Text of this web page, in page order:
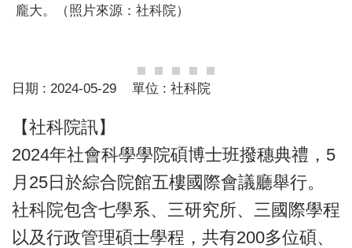
龐大。（照片來源：社科院）
日期 : 2024-05-29 單位 : 社科院
【社科院訊】
2024年社會科學學院碩博士班撥穗典禮，5
月25日於綜合院館五樓國際會議廳舉行。
社科院包含七學系、三研究所、三國際學程
以及行政管理碩士學程，共有200多位碩、